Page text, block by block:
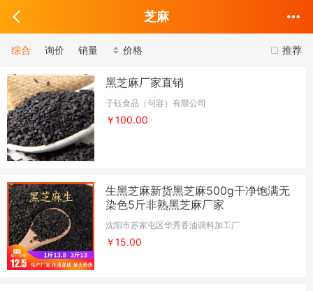
芝麻
推荐
综合 询价 销量 价格
黑芝麻厂家直销
子钰食品（句容）有限公司
￥100.00
生黑芝麻新货黑芝麻500g干净饱满无
染色5斤非熟黑芝麻厂家
沈阳市苏家屯区华秀香油调料加工厂
￥15.00